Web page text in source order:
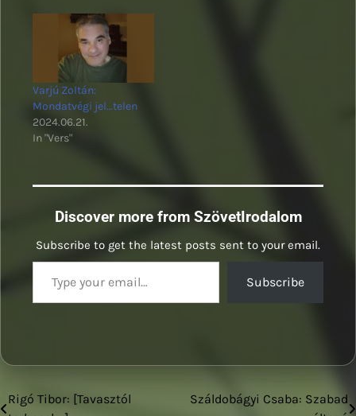
Varjú Zoltán:
Mondatvégi jel…telen
2024.06.21.
In "Vers"
Discover more from SzövetIrodalom
Subscribe to get the latest posts sent to your email.
Type your email…
Subscribe
Bejegyzés
Rigó Tibor: [Tavasztól
Száldobágyi Csaba: Szabad